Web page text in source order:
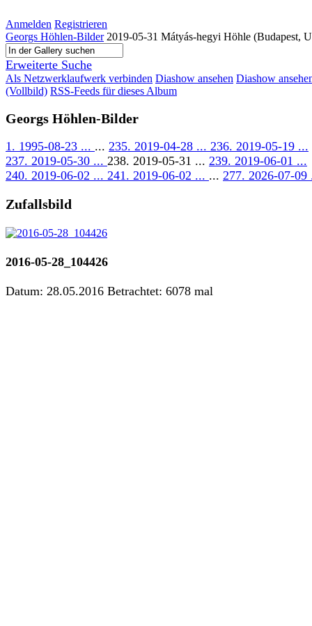
Anmelden Registrieren
Georgs Höhlen-Bilder 2019-05-31 Mátyás-hegyi Höhle (Budapest,
Erweiterte Suche
Als Netzwerklaufwerk verbinden Diashow ansehen Diashow
(Vollbild) RSS-Feeds für dieses Album
Georgs Höhlen-Bilder
1. 1995-08-23 ... ... 235. 2019-04-28 ... 236. 2019-05-19 ...
237. 2019-05-30 ... 238. 2019-05-31 ... 239. 2019-06-01 ...
240. 2019-06-02 ... 241. 2019-06-02 ... ... 277. 2026-07-09
Zufallsbild
2016-05-28_104426
Datum: 28.05.2016 Betrachtet: 6078 mal